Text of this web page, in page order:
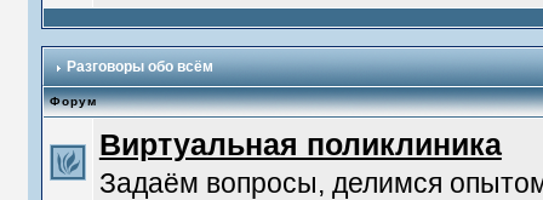
Разговоры обо всём
Форум
Виртуальная поликлиника
Задаём вопросы, делимся